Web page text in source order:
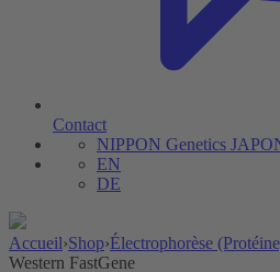
Contact
NIPPON Genetics
EN
DE
Accueil›Shop›Électrophorèse
Western FastGene